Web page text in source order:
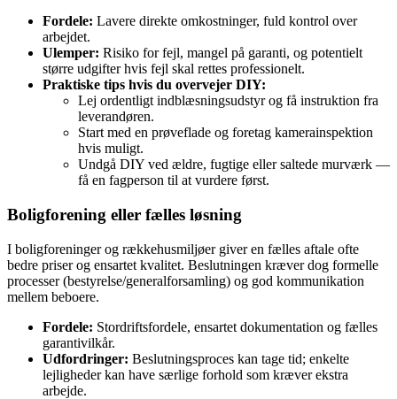
Fordele: Lavere direkte omkostninger, fuld kontrol over
arbejdet.
Ulemper: Risiko for fejl, mangel på garanti, og potentielt
større udgifter hvis fejl skal rettes professionelt.
Praktiske tips hvis du overvejer DIY:
Lej ordentligt indblæsningsudstyr og få instruktion fra
leverandøren.
Start med en prøveflade og foretag kamerainspektion
hvis muligt.
Undgå DIY ved ældre, fugtige eller saltede murværk —
få en fagperson til at vurdere først.
Boligforening eller fælles løsning
I boligforeninger og rækkehusmiljøer giver en fælles aftale ofte
bedre priser og ensartet kvalitet. Beslutningen kræver dog formelle
processer (bestyrelse/generalforsamling) og god kommunikation
mellem beboere.
Fordele: Stordriftsfordele, ensartet dokumentation og fælles
garantivilkår.
Udfordringer: Beslutningsproces kan tage tid; enkelte
lejligheder kan have særlige forhold som kræver ekstra
arbejde.